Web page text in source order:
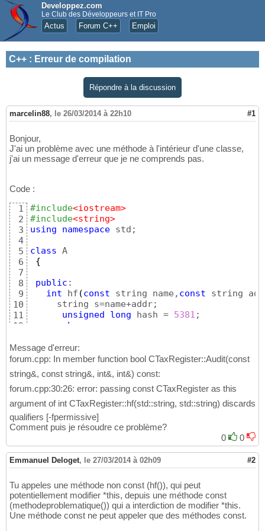
Developpez.com
Le Club des Développeurs et IT Pro
Actus Forum C++ Emploi
C++ : Erreur de compilation
Répondre à la discussion
marcelin88, le 26/03/2014 à 22h10 #1
Bonjour,
J'ai un problème avec une méthode à l'intérieur d'une classe,
j'ai un message d'erreur que je ne comprends pas.
Code :
1
2
3
4
5
6
7
8
9
10
11
12
14
15
16
17
18
19
20
21
22
23
24
25
27
28
29
30
#include<iostream>
#include<string>
using
namespace std;
class A
{
public :
int hf (const string name, const string
     string s=name+addr;
unsigned
long hash = 5381 ;
char
{
	  c=s
[i++];
	  hash =
hash <<
}
if (hash>0)
return hash;
	return -hash;*/
}
// méthode qui ne marche pas....
bool methodeproblematique const
int
&
int
&
{
int key=hf(name,addr );
Message d'erreur:
forum.cpp: In member function bool CTaxRegister::Audit(const
string&, const string&, int&, int&) const:
forum.cpp:30:26: error: passing const CTaxRegister as this
argument of int CTaxRegister::hf(std::string, std::string) discards
qualifiers [-fpermissive]
Comment puis je résoudre ce problème?
0
0
Emmanuel Deloget, le 27/03/2014 à 02h09 #2
Tu appeles une méthode non const (hf()), qui peut
potentiellement modifier *this, depuis une méthode const
(methodeproblematique()) qui a interdiction de modifier *this.
Une méthode const ne peut appeler que des méthodes const.